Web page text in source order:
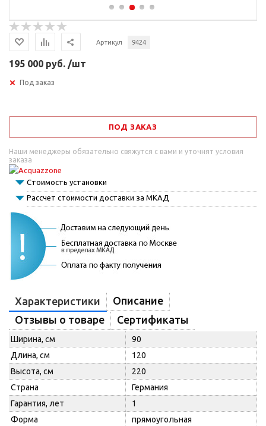
Артикул 9424
195 000 руб. /шт
Под заказ
ПОД ЗАКАЗ
Наши менеджеры обязательно свяжутся с вами и уточнят условия
заказа
Стоимость установки
Рассчет стоимости доставки за МКАД
Характеристики
Описание
Отзывы о товаре
Сертификаты
Ширина, см
90
Длина, см
120
Высота, см
220
Страна
Германия
Гарантия, лет
1
Форма
прямоугольная